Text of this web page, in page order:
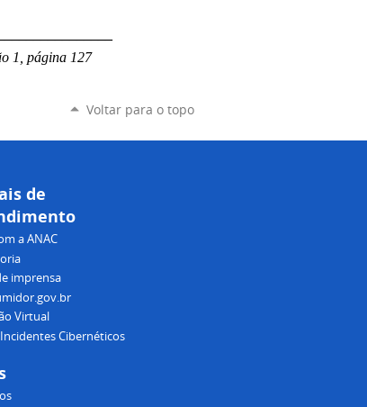
1, página 127
Voltar para o topo
de
a ANAC
imprensa
Virtual
Incidentes Cibernéticos